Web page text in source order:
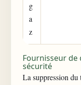
g
a
z
Fournisseur
sécurité
La suppression